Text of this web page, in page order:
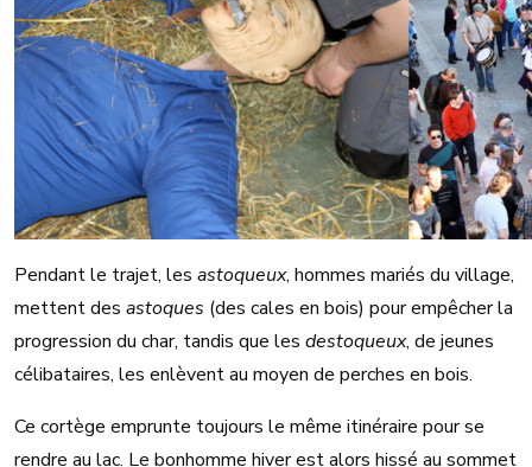
Pendant le trajet, les astoqueux, hommes mariés du village,
mettent des astoques (des cales en bois) pour empêcher la
progression du char, tandis que les destoqueux, de jeunes
célibataires, les enlèvent au moyen de perches en bois.
Ce cortège emprunte toujours le même itinéraire pour se
rendre au lac. Le bonhomme hiver est alors hissé au sommet